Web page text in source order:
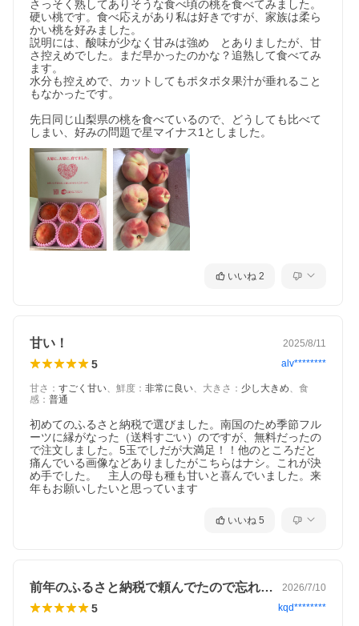
さっそく熟してありそうな食べ頃の桃を食べてみました。
硬い桃です。食べ応えがあり私は好きですが、家族は柔ら
かい桃を好みました。
説明には、酸味が少なく甘みは強め　とありましたが、甘
さ控えめでした。まだ早かったのかな？追熟して食べてみ
ます。
水分も控えめで、カットしてもポタポタ果汁が垂れること
もなかったです。
先日同じ山梨県の桃を食べているので、どうしても比べて
しまい、好みの問題で星マイナス1としました。
いいね 2
甘い！ 2025/8/11
5 alv********
甘さ ： すごく甘い、 鮮度 ： 非常に良い、 大きさ ： 少し大きめ、 食
感 ： 普通
初めてのふるさと納税で選びました。南国のため季節フル
ーツに縁がなった（送料すごい）のですが、無料だったの
で注文しました。5玉でしだが大満足！！他のところだと
痛んでいる画像などありましたがこちらはナシ。これが決
め手でした。　主人の母も種も甘いと喜んでいました。来
年もお願いしたいと思っています
いいね 5
前年のふるさと納税で頼んでたので忘れた… 2026/7/10
5 kqd********